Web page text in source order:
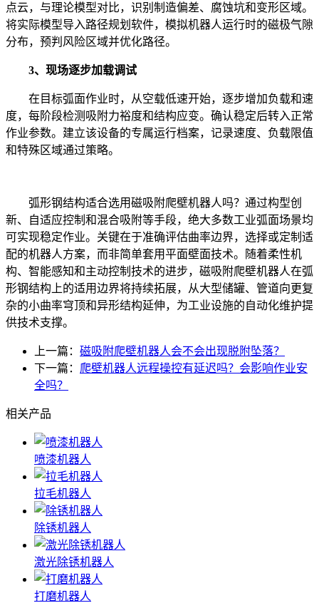
点云，与理论模型对比，识别制造偏差、腐蚀坑和变形区域。
将实际模型导入路径规划软件，模拟机器人运行时的磁极气隙
分布，预判风险区域并优化路径。
3、现场逐步加载调试
在目标弧面作业时，从空载低速开始，逐步增加负载和速
度，每阶段检测吸附力裕度和结构应变。确认稳定后转入正常
作业参数。建立该设备的专属运行档案，记录速度、负载限值
和特殊区域通过策略。
弧形钢结构适合选用磁吸附爬壁机器人吗？通过构型创
新、自适应控制和混合吸附等手段，绝大多数工业弧面场景均
可实现稳定作业。关键在于准确评估曲率边界，选择或定制适
配的机器人方案，而非简单套用平面壁面技术。随着柔性机
构、智能感知和主动控制技术的进步，磁吸附爬壁机器人在弧
形钢结构上的适用边界将持续拓展，从大型储罐、管道向更复
杂的小曲率穹顶和异形结构延伸，为工业设施的自动化维护提
供技术支撑。
上一篇： 磁吸附爬壁机器人会不会出现脱附坠落？
下一篇： 爬壁机器人远程操控有延迟吗？会影响作业安
全吗？
相关产品
喷漆机器人
拉毛机器人
除锈机器人
激光除锈机器人
打磨机器人